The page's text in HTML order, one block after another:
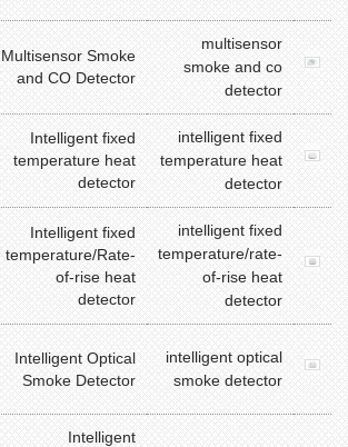
multisensor
smoke and co
detector
Multisensor Smoke
and CO Detector
intelligent fixed
temperature heat
detector
Intelligent fixed
temperature heat
detector
intelligent fixed
temperature/rate-
of-rise heat
detector
Intelligent fixed
temperature/Rate-
of-rise heat
detector
intelligent optical
smoke detector
Intelligent Optical
Smoke Detector
Intelligent